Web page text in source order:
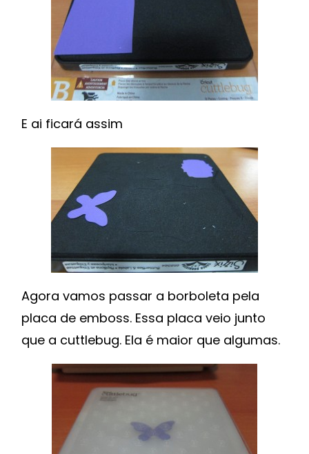
E ai ficará assim
Agora vamos passar a borboleta pela
placa de emboss. Essa placa veio junto
que a cuttlebug. Ela é maior que algumas.